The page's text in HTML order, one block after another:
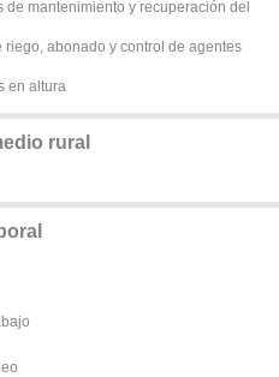
mantenimiento y recuperación del
abonado y control de agentes
en altura
rural